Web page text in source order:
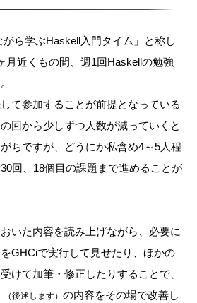
がら学ぶHaskell入門タイム」と称し
月近くもの間、週1回Haskellの勉強
て参加することが前提となっている
回から少しずつ人数が減っていくと
ちですが、どうにか私含め4～5人程
回、18個目の課題まで進めることが
いた内容を読み上げながら、必要に
GHCiで実行して見せたり、ほかの
けて加筆・修正したりすることで、
（後述します） の内容をその場で改善し